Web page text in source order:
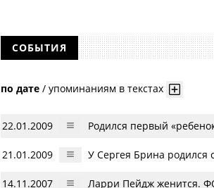
СОБЫТИЯ
по дате / упоминаниям в текстах
22.01.2009 Родился первый
21.01.2009 У Сергея Брина родился
14.11.2007 Ларри Пейдж женится.